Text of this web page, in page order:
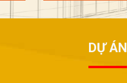
DỰ ÁN